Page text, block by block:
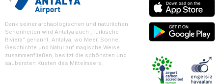
Dank seiner archäologischen und natürlichen
Schönheiten wird Antalya auch „Türkische
Riviera“ genannt. Antalya, wo Meer, Sonne,
Geschichte und Natur auf magische Weise
zusammenfließen, besitzt die schönsten und
saubersten Küsten des Mittelmeers.